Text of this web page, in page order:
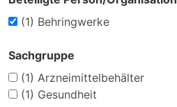
(1) Behringwerke
Sachgruppe
(1) Arzneimittelbehälter
(1) Gesundheit